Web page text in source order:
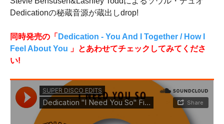
Dedicationの秘蔵音源が蔵出しdrop!
同時発売の「 Dedication - You And I Together / How I
Feel About You 」とあわせてチェックしてみてくださ
い!